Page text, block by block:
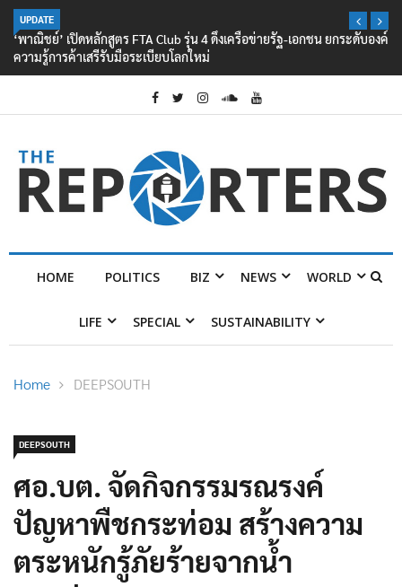
UPDATE
‘พาณิชย์’ เปิดหลักสูตร FTA Club รุ่น 4 ดึงเครือข่ายรัฐ-เอกชน ยกระดับองค์
ความรู้การค้าเสรีรับมือระเบียบโลกใหม่
HOME POLITICS BIZ NEWS WORLD
LIFE SPECIAL SUSTAINABILITY
Home DEEPSOUTH
DEEPSOUTH
ศอ.บต. จัดกิจกรรมรณรงค์
ปัญหาพืชกระท่อม สร้างความ
ตระหนักรู้ภัยร้ายจากน้ำ